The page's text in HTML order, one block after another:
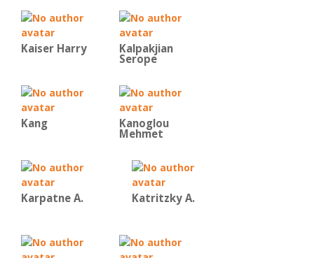
Kaiser Harry Kalpakjian
Serope
Kang Kanoglou
Mehmet
Karpatne A. Katritzky A.